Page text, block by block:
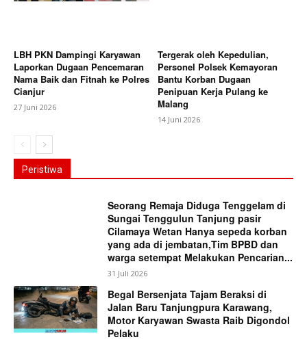
LBH PKN Dampingi Karyawan
Laporkan Dugaan Pencemaran
Nama Baik dan Fitnah ke Polres
Cianjur
27 Juni 2026
Tergerak oleh Kepedulian,
Personel Polsek Kemayoran
Bantu Korban Dugaan
Penipuan Kerja Pulang ke
Malang
14 Juni 2026
Peristiwa
Seorang Remaja Diduga Tenggelam di
Sungai Tenggulun Tanjung pasir
Cilamaya Wetan Hanya sepeda korban
yang ada di jembatan,Tim BPBD dan
warga setempat Melakukan Pencarian...
31 Juli 2026
Begal Bersenjata Tajam Beraksi di
Jalan Baru Tanjungpura Karawang,
Motor Karyawan Swasta Raib Digondol
Pelaku